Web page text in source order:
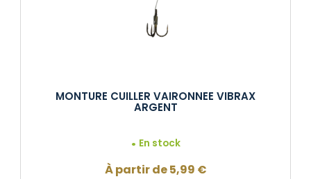
MONTURE CUILLER VAIRONNEE VIBRAX
ARGENT
En stock
À partir de5,99 €